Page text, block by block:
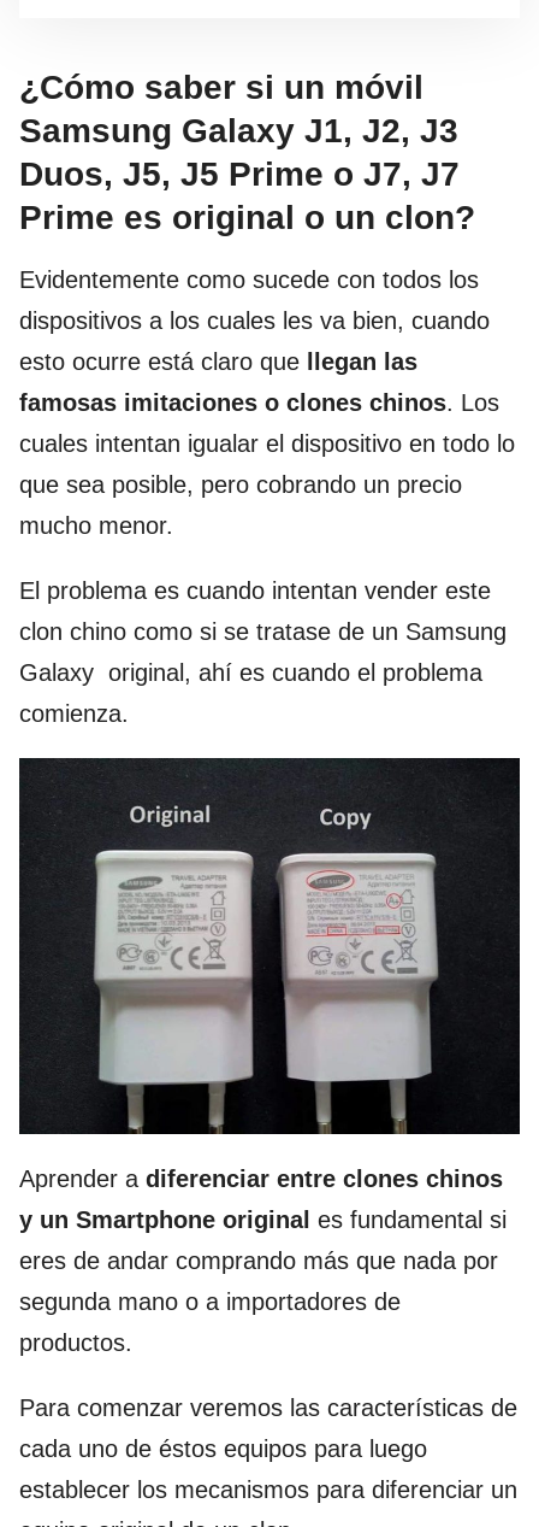
¿Cómo saber si un móvil
Samsung Galaxy J1, J2, J3
Duos, J5, J5 Prime o J7, J7
Prime es original o un clon?
Evidentemente como sucede con todos los
dispositivos a los cuales les va bien, cuando
esto ocurre está claro que
llegan las
famosas imitaciones o clones chinos. Los
cuales intentan igualar el dispositivo en todo lo
que sea posible, pero cobrando un precio
mucho menor.
El problema es cuando intentan vender este
clon chino como si se tratase de un Samsung
Galaxy original, ahí es cuando el problema
comienza.
Aprender a diferenciar entre clones chinos
y un Smartphone original es fundamental si
eres de andar comprando más que nada por
segunda mano o a importadores de
productos.
Para comenzar veremos las características de
cada uno de éstos equipos para luego
establecer los mecanismos para diferenciar un